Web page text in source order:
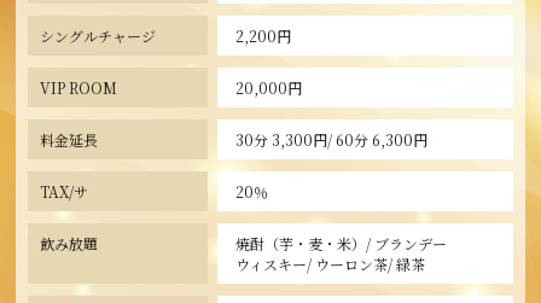
シングルチャージ 2,200円
VIP ROOM 20,000円
料金延長 30分 3,300円/ 60分 6,300円
TAX/サ 20％
飲み放題
焼酎（芋・麦・米）/ ブランデー
ウィスキー/ ウーロン茶/ 緑茶